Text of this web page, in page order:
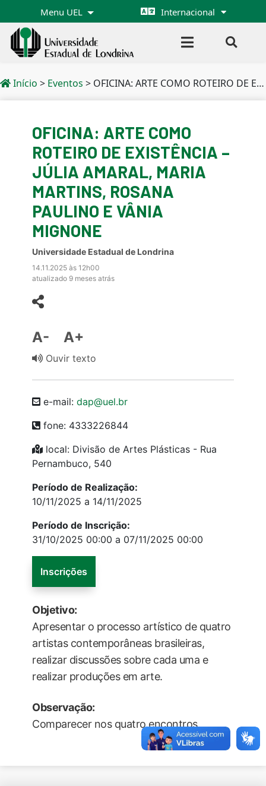
Menu UEL Internacional
Início > Eventos > OFICINA: ARTE COMO ROTEIRO DE EXISTÊNCIA – JÚLIA AMARAL, MARIA MARTINS, ROSANA PAULINO E VÂNIA MIGNONE
OFICINA: ARTE COMO
ROTEIRO DE EXISTÊNCIA –
JÚLIA AMARAL, MARIA
MARTINS, ROSANA
PAULINO E VÂNIA
MIGNONE
Universidade Estadual de Londrina
14.11.2025 às 12h00
atualizado 9 meses atrás
A- A+
Ouvir texto
e-mail: dap@uel.br
fone: 4333226844
local: Divisão de Artes Plásticas - Rua
Pernambuco, 540
Período de Realização:
10/11/2025 a 14/11/2025
Período de Inscrição:
31/10/2025 00:00 a 07/11/2025 00:00
Inscrições
Objetivo:
Apresentar o processo artístico de quatro
artistas contemporâneas brasileiras,
realizar discussões sobre cada uma e
realizar produções em arte.
Observação:
Comparecer nos quatro encontros